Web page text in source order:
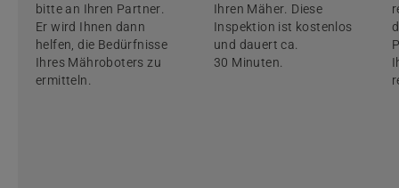
bitte an Ihren Partner.
Er wird Ihnen dann
helfen, die Bedürfnisse
Ihres Mähroboters zu
ermitteln.
Ihren Mäher. Diese
Inspektion ist kostenlos
und dauert ca.
30 Minuten.